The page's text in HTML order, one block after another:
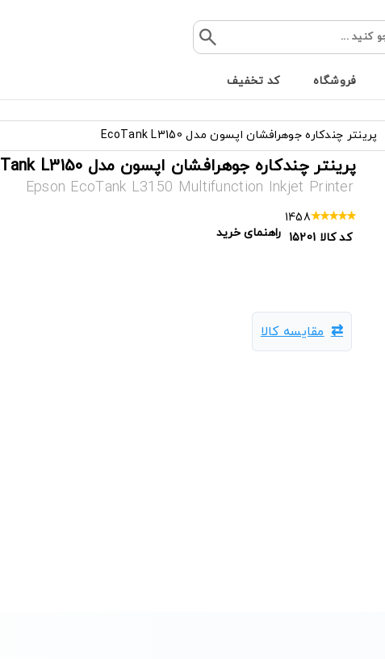
فروشگاه کد تخفیف
پرینتر چندکاره جوهرافشان اپسون مدل EcoTank L3150
پرینتر چندکاره جوهرافشان اپسون مدل EcoTank L3150
Epson EcoTank L3150 Multifunction Inkjet Printer
1458
کد کالا 15201 راهنمای خرید
مقایسه کالا